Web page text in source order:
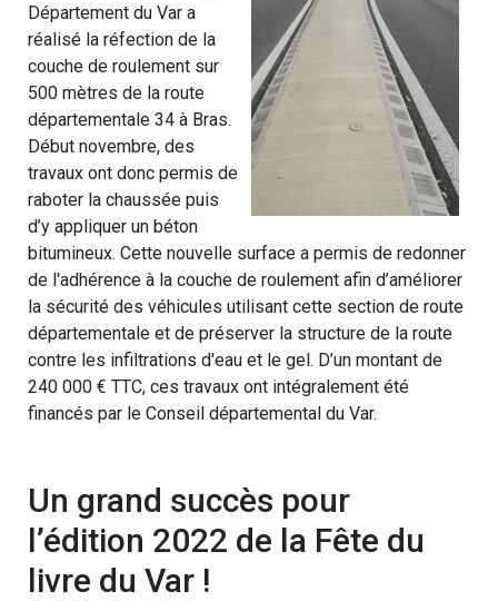
Département du Var a
réalisé la réfection de la
couche de roulement sur
500 mètres de la route
départementale 34 à Bras.
Début novembre, des
travaux ont donc permis de
raboter la chaussée puis
d’y appliquer un béton
bitumineux. Cette nouvelle surface a permis de redonner
de l'adhérence à la couche de roulement afin d’améliorer
la sécurité des véhicules utilisant cette section de route
départementale et de préserver la structure de la route
contre les infiltrations d'eau et le gel. D’un montant de
240 000 € TTC, ces travaux ont intégralement été
financés par le Conseil départemental du Var.
Un grand succès pour
l’édition 2022 de la Fête du
livre du Var !